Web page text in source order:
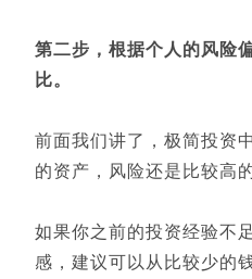
第二步，根据个人的风险
比。
前面我们讲了，极简投资
的资产，风险还是比较高的
如果你之前的投资经验不
感，建议可以从比较少的